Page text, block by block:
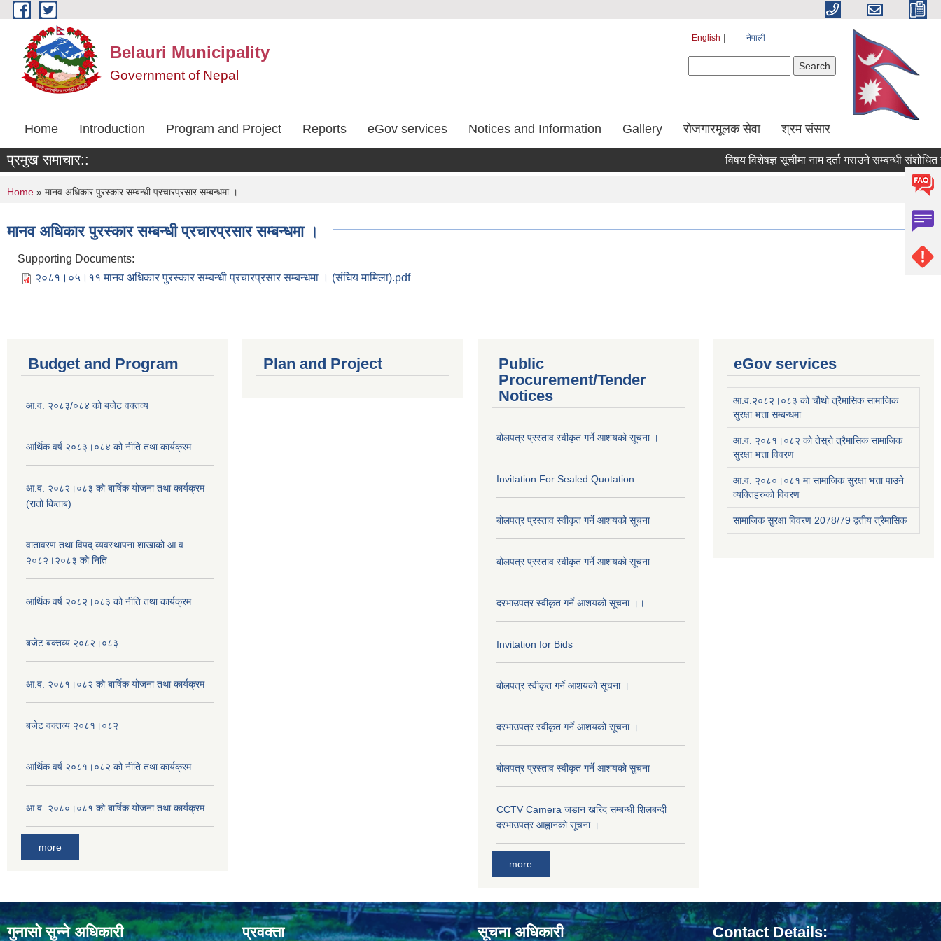
Skip to main content
Belauri Municipality
Government of Nepal
English नेपाली
Home Introduction Program and Project Reports eGov services Notices and Information Gallery रोजगारमूलक सेवा श्रम संसार
प्रमुख समाचार:: विषय विशेषज्ञ सूचीमा नाम दर्ता गराउने सम्बन्धी संशोधित
You are here
Home » मानव अधिकार पुरस्कार सम्बन्धी प्रचारप्रसार सम्बन्धमा ।
मानव अधिकार पुरस्कार सम्बन्धी प्रचारप्रसार सम्बन्धमा ।
Supporting Documents:
२०८१।०५।११ मानव अधिकार पुरस्कार सम्बन्धी प्रचारप्रसार सम्बन्धमा । (संघिय मामिला).pdf
Budget and Program
आ.व. २०८३/०८४ को बजेट वक्तव्य
आर्थिक वर्ष २०८३।०८४ को नीति तथा कार्यक्रम
आ.व. २०८२।०८३ को बार्षिक योजना तथा कार्यक्रम
(रातो किताब)
वातावरण तथा विपद् व्यवस्थापना शाखाको आ.व
२०८२।२०८३ को निति
आर्थिक वर्ष २०८२।०८३ को नीति तथा कार्यक्रम
बजेट बक्तव्य २०८२।०८३
आ.व. २०८१।०८२ को बार्षिक योजना तथा कार्यक्रम
बजेट वक्तव्य २०८१।०८२
आर्थिक वर्ष २०८१।०८२ को नीति तथा कार्यक्रम
आ.व. २०८०।०८१ को बार्षिक योजना तथा कार्यक्रम
more
Plan and Project
Public
Procurement/Tender
Notices
बोलपत्र प्रस्ताव स्वीकृत गर्ने आशयको सूचना ।
Invitation For Sealed Quotation
बोलपत्र प्रस्ताव स्वीकृत गर्ने आशयको सूचना
बोलपत्र प्रस्ताव स्वीकृत गर्ने आशयको सूचना
दरभाउपत्र स्वीकृत गर्ने आशयको सूचना ।।
Invitation for Bids
बोलपत्र स्वीकृत गर्ने आशयको सूचना ।
दरभाउपत्र स्वीकृत गर्ने आशयको सूचना ।
बोलपत्र प्रस्ताव स्वीकृत गर्ने आशयको सुचना
CCTV Camera जडान खरिद सम्बन्धी शिलबन्दी
दरभाउपत्र आह्वानको सूचना ।
more
eGov services
आ.व.२०८२।०८३ को चौथो त्रैमासिक सामाजिक
सुरक्षा भत्ता सम्बन्धमा
आ.व. २०८१।०८२ को तेस्रो त्रैमासिक सामाजिक
सुरक्षा भत्ता विवरण
आ.व. २०८०।०८१ मा सामाजिक सुरक्षा भत्ता पाउने
व्यक्तिहरुको विवरण
सामाजिक सुरक्षा विवरण 2078/79 द्वतीय त्रैमासिक
गुनासो सुन्ने अधिकारी प्रवक्ता सूचना अधिकारी Contact Details: